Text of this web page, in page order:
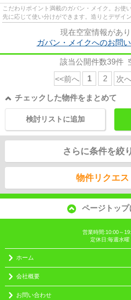
こだわりポイント満載のガバン・メイク。お使
先に応じて使い分けができます。造りとデザイ
現在空室情報があり
ガバン・メイクへのお問
該当公開件数39件
<<前へ 1 2 次
チェックした物件をまとめて
検討リストに追加
さらに条件を絞
物件リクエス
ページトップ
営業時間:10:00～
定休日:毎週水曜
ホーム
会社概要
お問い合わせ